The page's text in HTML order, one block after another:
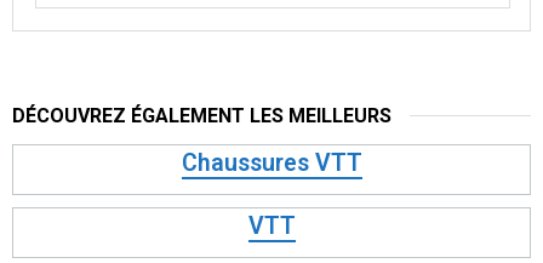
DÉCOUVREZ ÉGALEMENT LES MEILLEURS
Chaussures VTT
VTT